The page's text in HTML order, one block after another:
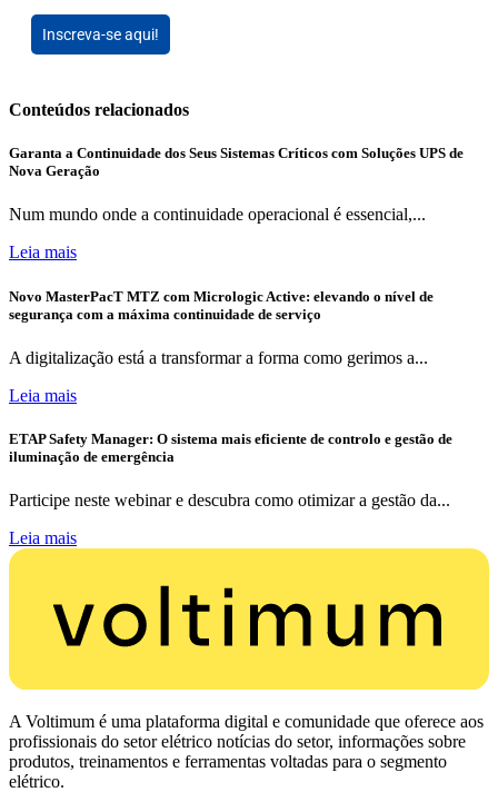
Inscreva-se aqui!
Conteúdos relacionados
Garanta a Continuidade dos Seus Sistemas Críticos com Soluções UPS de
Nova Geração
Num mundo onde a continuidade operacional é essencial,...
Leia mais
Novo MasterPacT MTZ com Micrologic Active: elevando o nível de
segurança com a máxima continuidade de serviço
A digitalização está a transformar a forma como gerimos a...
Leia mais
ETAP Safety Manager: O sistema mais eficiente de controlo e gestão de
iluminação de emergência
Participe neste webinar e descubra como otimizar a gestão da...
Leia mais
A Voltimum é uma plataforma digital e comunidade que oferece aos
profissionais do setor elétrico notícias do setor, informações sobre
produtos, treinamentos e ferramentas voltadas para o segmento
elétrico.